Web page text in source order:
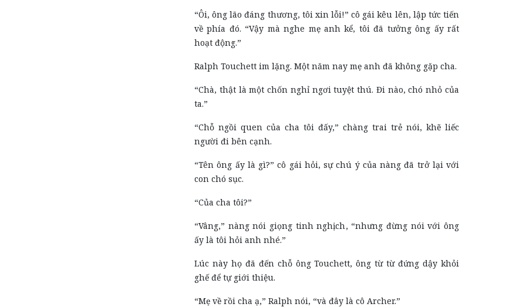
“Ôi, ông lão đáng thương, tôi xin lỗi!” cô gái kêu lên, lập tức tiến
về phía đó. “Vậy mà nghe mẹ anh kể, tôi đã tưởng ông ấy rất
hoạt động.”
Ralph Touchett im lặng. Một năm nay mẹ anh đã không gặp cha.
“Chà, thật là một chốn nghỉ ngơi tuyệt thú. Đi nào, chó nhỏ của
ta.”
“Chỗ ngồi quen của cha tôi đấy,” chàng trai trẻ nói, khẽ liếc
người đi bên cạnh.
“Tên ông ấy là gì?” cô gái hỏi, sự chú ý của nàng đã trở lại với
con chó sục.
“Của cha tôi?”
“Vâng,” nàng nói giọng tinh nghịch, “nhưng đừng nói với ông
ấy là tôi hỏi anh nhé.”
Lúc này họ đã đến chỗ ông Touchett, ông từ từ đứng dậy khỏi
ghế để tự giới thiệu.
“Mẹ về rồi cha ạ,” Ralph nói, “và đây là cô Archer.”